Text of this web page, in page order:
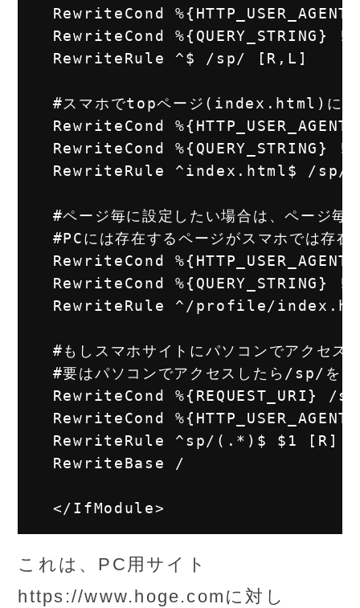
RewriteCond
RewriteCond %{QUERY_STRING}
  RewriteRule ^$ /sp/ [R,L]
#スマホでtopページ(index.html)に来
RewriteCond
RewriteCond %{QUERY_STRING}
RewriteRule ^index.html$ /sp/
#ページ毎に設定したい場合は、ページ毎
#PCには存在するページがスマホでは存在
RewriteCond
RewriteCond %{QUERY_STRING}
RewriteRule ^/profile/
#もしスマホサイトにパソコンでアクセス
#要はパソコンでアクセスしたら/sp/を
RewriteCond %{REQUEST_URI} /
RewriteCond
  RewriteRule ^sp/(.*)$ $1 [R]
  RewriteBase /
これは、PC用サイト
https://www.hoge.comに対し